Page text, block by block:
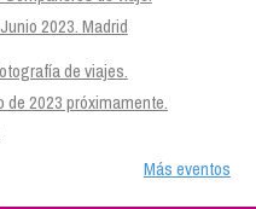
2023. Madrid
de viajes.
de 2023 próximamente.
Más eventos